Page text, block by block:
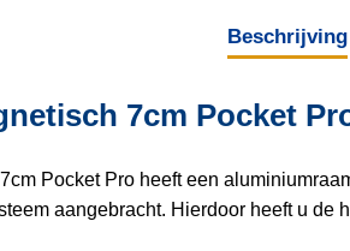
Beschrijving
7cm Pocket
Pocket Pro heeft een
aangebracht. Hierdoor heeft u de